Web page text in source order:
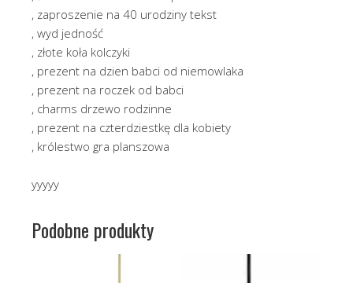
, zaproszenie na 40 urodziny tekst
, wyd jedność
, złote koła kolczyki
, prezent na dzien babci od niemowlaka
, prezent na roczek od babci
, charms drzewo rodzinne
, prezent na czterdziestkę dla kobiety
, królestwo gra planszowa
yyyyy
Podobne produkty